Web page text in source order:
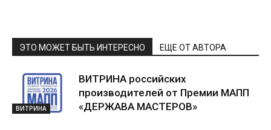
ЭТО МОЖЕТ БЫТЬ ИНТЕРЕСНО ЕЩЕ ОТ АВТОРА
ВИТРИНА
ВИТРИНА российских
производителей от Премии МАПП
«ДЕРЖАВА МАСТЕРОВ»